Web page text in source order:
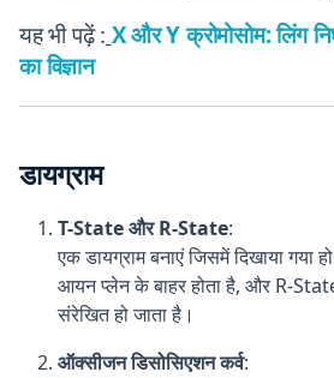
यह भी पढ़ें : X और Y क्रोमोसोम: लिंग
का विज्ञान
डायग्राम
T-State और R-State:
एक डायग्राम बनाएं जिसमें दिखाया
आयन प्लेन के बाहर होता है, और R-
संरेखित हो जाता है।
ऑक्सीजन डिसोसिएशन कर्व: